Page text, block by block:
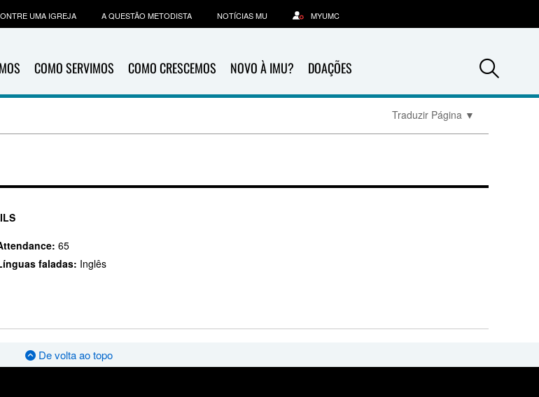
COMO SERVIMOS COMO CRESCEMOS NOVO À IMU? DOAÇÕES
UMA IGREJA A QUESTÃO METODISTA NOTÍCIAS MU MYUMC
Traduzir Página ▼
65
faladas: Inglês
De volta ao topo